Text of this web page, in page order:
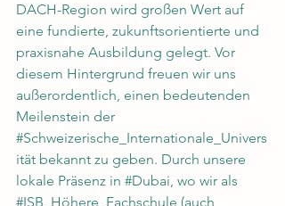
DACH-Region wird großen Wert auf
eine fundierte, zukunftsorientierte und
praxisnahe Ausbildung gelegt. Vor
diesem Hintergrund freuen wir uns
außerordentlich, einen bedeutenden
Meilenstein der
#Schweizerische_Internationale_Univers
ität bekannt zu geben. Durch unsere
lokale Präsenz in #Dubai, wo wir als
#ISB_Höhere_Fachschule (auch